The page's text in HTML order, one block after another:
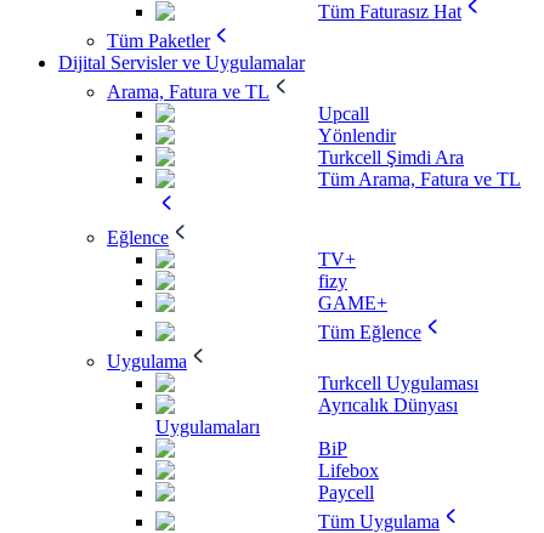
Tüm Faturasız Hat
Tüm Paketler
Dijital Servisler ve Uygulamalar
Arama, Fatura ve TL
Upcall
Yönlendir
Turkcell Şimdi Ara
Tüm Arama, Fatura ve TL
Eğlence
TV+
fizy
GAME+
Tüm Eğlence
Uygulama
Turkcell Uygulaması
Ayrıcalık Dünyası
Uygulamaları
BiP
Lifebox
Paycell
Tüm Uygulama